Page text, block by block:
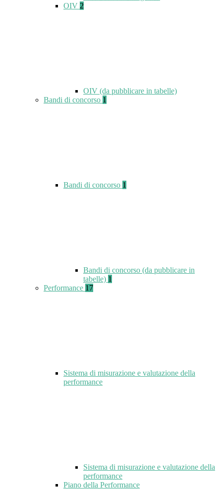
OIV 2
OIV (da pubblicare in tabelle)
Bandi di concorso 1
Bandi di concorso 1
Bandi di concorso (da pubblicare in
tabelle) 1
Performance 17
Sistema di misurazione e valutazione della
performance
Sistema di misurazione e valutazione della
performance
Piano della Performance